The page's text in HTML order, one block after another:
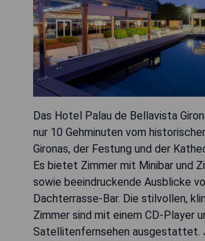
Das Hotel Palau de Bellavista
nur 10 Gehminuten vom
Gironas, der Festung und der
Es bietet Zimmer mit Minibar und
sowie beeindruckende Ausblicke
Dachterrasse-Bar. Die stilvollen,
Zimmer sind mit einem CD-Player
Satellitenfernsehen ausgestattet.